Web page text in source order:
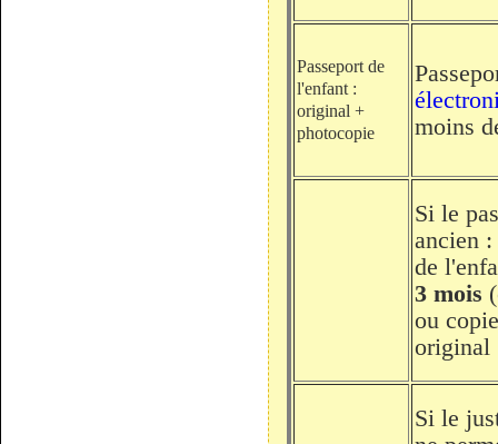
Passeport de
l'enfant :
original +
photocopie
moins
Si le
ancien :
de
3 mois
ou
original
Si le